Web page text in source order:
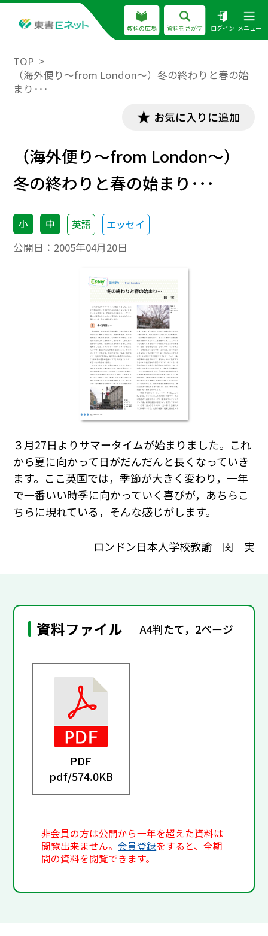
教科の広場 資料をさがす ログイン メニュー
TOP
（海外便り～from London～）冬の終わりと春の始
まり･･･
お気に入りに追加
（海外便り～from London～）
冬の終わりと春の始まり･･･
小 中 英語 エッセイ
公開日： 2005年04月20日
３月27日よりサマータイムが始まりました。これ
から夏に向かって日がだんだんと長くなっていき
ます。ここ英国では，季節が大きく変わり，一年
で一番いい時季に向かっていく喜びが，あちらこ
ちらに現れている，そんな感じがします。
ロンドン日本人学校教諭 関 実
資料ファイル A4判たて，2ページ
PDF
pdf/574.0KB
非会員の方は公開から一年を超えた資料は
閲覧出来ません。会員登録をすると、全期
間の資料を閲覧できます。